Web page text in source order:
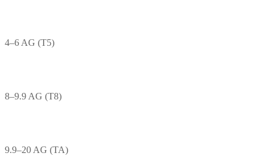
4–6 AG (T5)
8–9.9 AG (T8)
9.9–20 AG (TA)